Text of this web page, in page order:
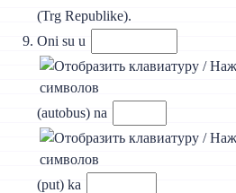
(Trg Republike).
Oni su u
(autobus) na
(put) ka